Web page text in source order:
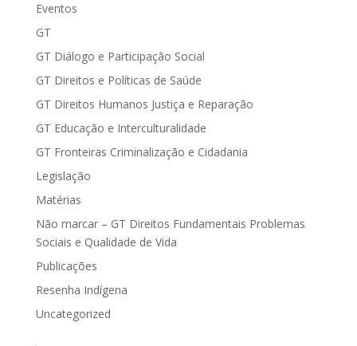
Eventos
GT
GT Diálogo e Participação Social
GT Direitos e Políticas de Saúde
GT Direitos Humanos Justiça e Reparação
GT Educação e Interculturalidade
GT Fronteiras Criminalização e Cidadania
Legislação
Matérias
Não marcar – GT Direitos Fundamentais Problemas
Sociais e Qualidade de Vida
Publicações
Resenha Indígena
Uncategorized